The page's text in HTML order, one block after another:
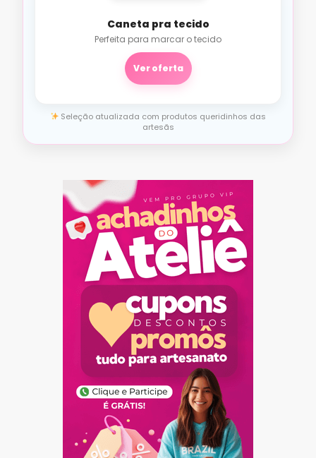
Caneta pra tecido
Perfeita para marcar o tecido
Ver oferta
Seleção atualizada com produtos queridinhos das
artesãs